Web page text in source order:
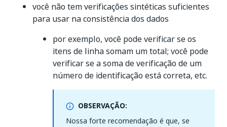
você não tem verificações sintéticas suficientes
para usar na consistência dos dados
por exemplo, você pode verificar se os
itens de linha somam um total; você pode
verificar se a soma de verificação de um
número de identificação está correta, etc.
OBSERVAÇÃO:
Nossa forte recomendação é que, se